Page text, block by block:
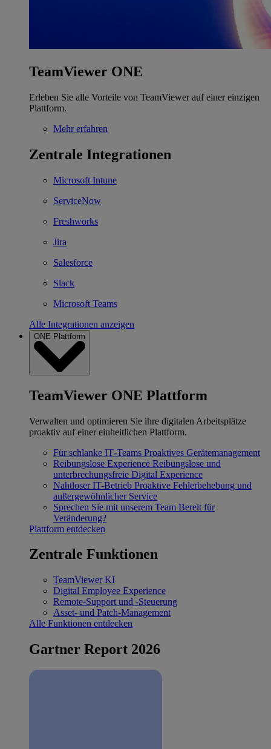
TeamViewer ONE
Erleben Sie alle Vorteile von TeamViewer auf einer einzigen
Plattform.
Mehr erfahren
Zentrale Integrationen
Microsoft Intune
ServiceNow
Freshworks
Jira
Salesforce
Slack
Microsoft Teams
Alle Integrationen anzeigen
ONE Plattform
TeamViewer ONE Plattform
Verwalten und optimieren Sie ihre digitalen Arbeitsplätze
proaktiv auf einer einheitlichen Plattform.
Für schlanke IT‐Teams Proaktives Gerätemanagement
Reibungslose Experience Reibungslose und
unterbrechungsfreie Digital Experience
Nahtloser IT-Betrieb Proaktive Fehlerbehebung und
außergewöhnlicher Service
Sprechen Sie mit unserem Team Bereit für
Veränderung?
Plattform entdecken
Zentrale Funktionen
TeamViewer KI
Digital Employee Experience
Remote-Support und -Steuerung
Asset- und Patch-Management
Alle Funktionen entdecken
Gartner Report 2026